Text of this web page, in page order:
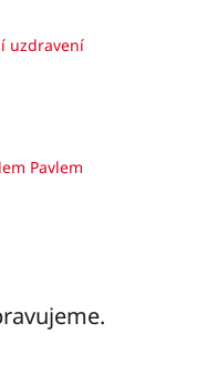
uzdravení
Pavlem